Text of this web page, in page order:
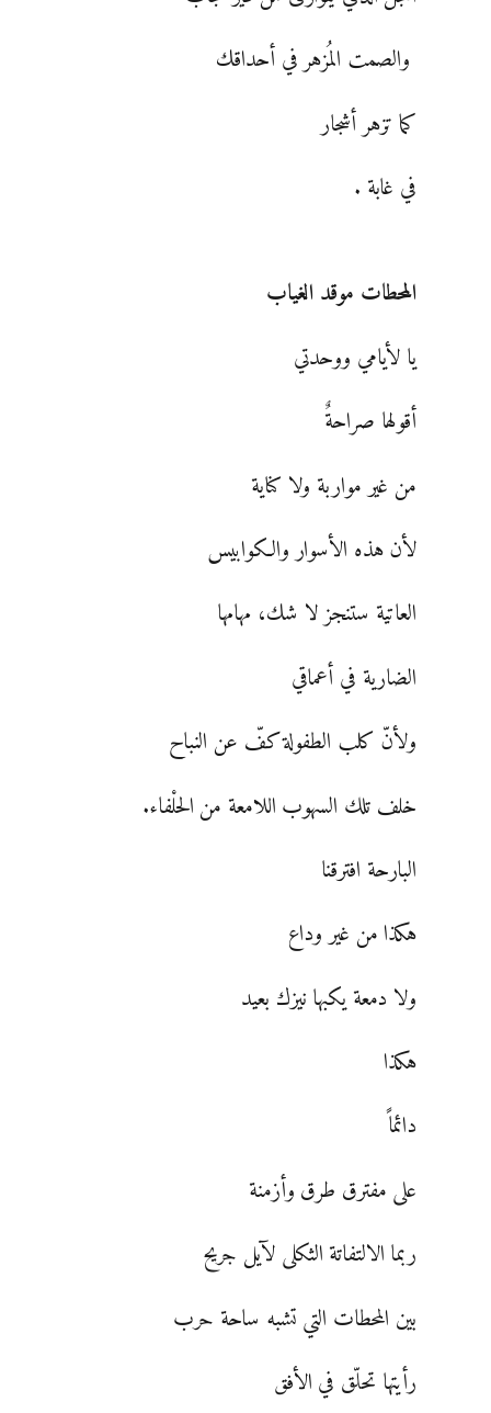
والصمت المُزهر في أحداقك
كما تزهر أشجار
في غابة .
المحطات موقد الغياب
يا لأيامي ووحدتي
أقولها صراحةٌ
من غير مواربة ولا كناية
لأن هذه الأسوار والكوابيس
العاتية ستنجز لا شك، مهامها
الضارية في أعماقي
ولأنّ كلب الطفولة كفّ عن النباح
خلف تلك السهوب اللامعة من الحلْفاء.
البارحة افترقنا
هكذا من غير وداع
ولا دمعة يكبها نيزك بعيد
هكذا
دائماً
على مفترق طرق وأزمنة
ربما الالتفاتة الثكلى لآيل جريح
بين المحطات التي تشبه ساحة حرب
رأيتها تحلّق في الأفق